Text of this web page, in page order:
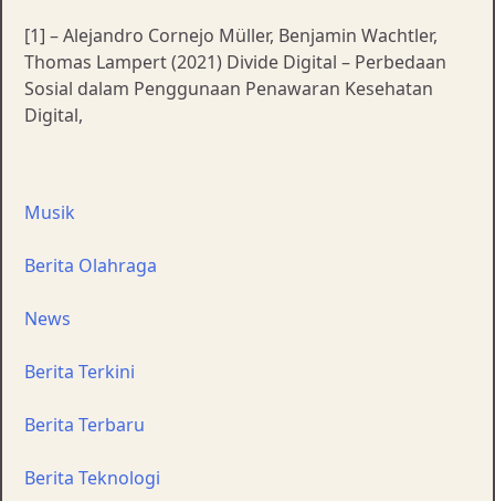
[1] – Alejandro Cornejo Müller, Benjamin Wachtler,
Thomas Lampert (2021) Divide Digital – Perbedaan
Sosial dalam Penggunaan Penawaran Kesehatan
Digital,
Musik
Berita Olahraga
News
Berita Terkini
Berita Terbaru
Berita Teknologi